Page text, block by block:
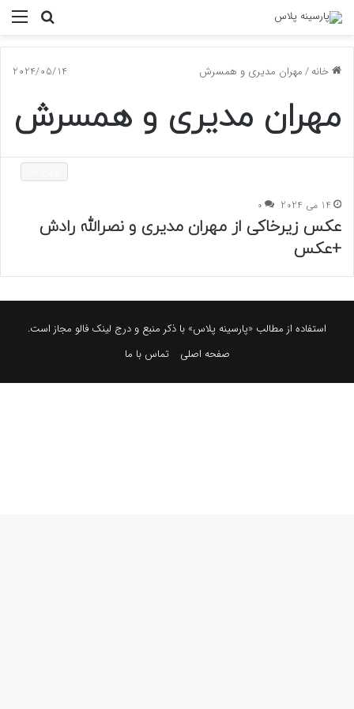
جستجو
خانه/مهران مدیری و همسرش 2024/05/14
مهران مدیری و همسرش
14 می 2024 0
عکس زیرخاکی از مهران مدیری و نصرالله رادش
+عکس
استفاده از مطالب «پارسینه پلاس» با ذکر منبع و درج لینک فالو مجاز است.
صفحه اصلی
تماس با ما